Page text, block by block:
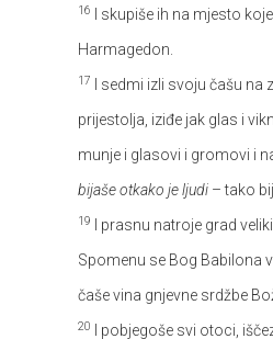
16
I skupiše ih na mjesto
Harmagedon.
17
I sedmi izli svoju čašu na
prijestolja, iziđe jak glas i
munje i glasovi i gromovi i
bijaše otkako je ljudi – tako
19
I prasnu natroje grad
Spomenu se Bog Babilona
čaše vina gnjevne srdžbe
20 I pobjegoše svi otoci,